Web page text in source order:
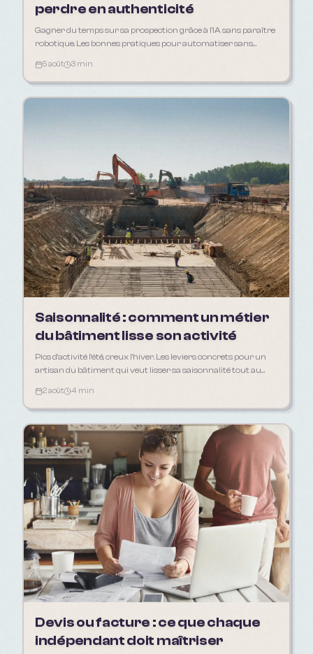
perdre en authenticité
Gagner du temps sur sa prospection grâce à l'IA sans paraître
robotique. Les bonnes pratiques pour automatiser sans
5 août 3 min
Saisonnalité : comment un métier
du bâtiment lisse son activité
Pics d'activité l'été, creux l'hiver. Les leviers concrets pour un
artisan du bâtiment qui veut lisser sa saisonnalité tout au
2 août 4 min
Devis ou facture : ce que chaque
indépendant doit maîtriser